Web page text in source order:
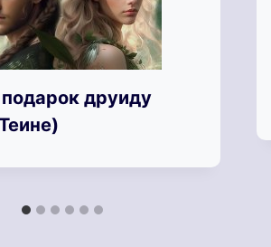
друиду